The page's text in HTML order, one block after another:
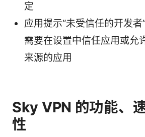
定
应用提示“未受信任的开发
需要在设置中信任应用或允
来源的应用
Sky VPN 的功能、
性